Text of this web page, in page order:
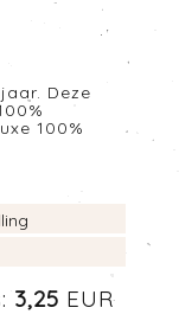
Deze
100%
3,25 EUR